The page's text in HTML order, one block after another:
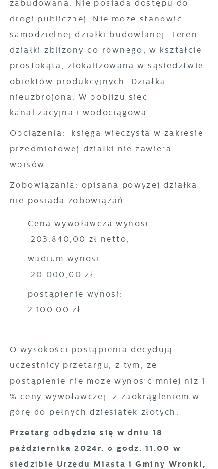
zabudowana. Nie posiada dostępu do
drogi publicznej. Nie może stanowić
samodzielnej działki budowlanej. Teren
działki zbliżony do równego, w kształcie
prostokąta, zlokalizowana w sąsiedztwie
obiektów produkcyjnych. Działka
nieuzbrojona. W pobliżu sieć
kanalizacyjna i wodociągowa.
Obciążenia: księga wieczysta w zakresie
przedmiotowej działki nie zawiera
wpisów.
Zobowiązania: opisana powyżej działka
nie posiada zobowiązań.
Cena wywoławcza wynosi:
203.840,00 zł netto,
wadium wynosi:
20.000,00 zł,
postąpienie wynosi:
2.100,00 zł
O wysokości postąpienia decydują
uczestnicy przetargu, z tym, że
postąpienie nie może wynosić mniej niż 1
% ceny wywoławczej, z zaokrągleniem w
górę do pełnych dziesiątek złotych.
Przetarg odbędzie się w dniu 18
października 2024r. o godz. 11:00 w
siedzibie Urzędu Miasta i Gminy Wronki,